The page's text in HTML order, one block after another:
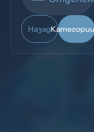
Назад